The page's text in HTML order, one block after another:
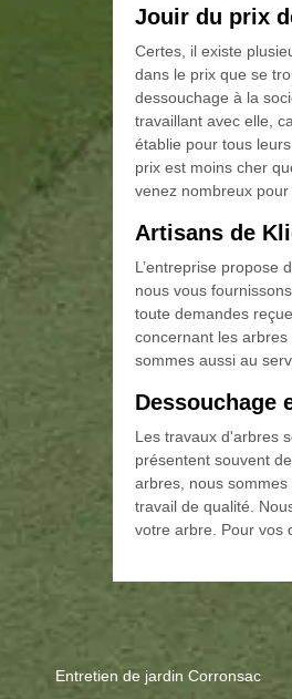
Jouir du prix
Certes, il existe
dans le prix que se
dessouchage à la
travaillant avec elle,
établie pour tous leurs
prix est moins cher
venez nombreux
Artisans de
L’entreprise propose
nous vous
toute demandes
concernant les
sommes aussi au
Dessouchage
Les travaux d'arbres
présentent souvent
arbres, nous
travail de qualité.
votre arbre. Pour vos
Entretien de jardin Corronsac